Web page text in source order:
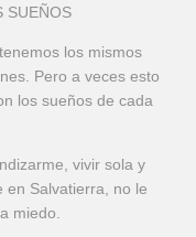
SUEÑOS
los mismos
Pero a veces esto
los sueños de cada
vivir sola y
en Salvatierra, no le
miedo.